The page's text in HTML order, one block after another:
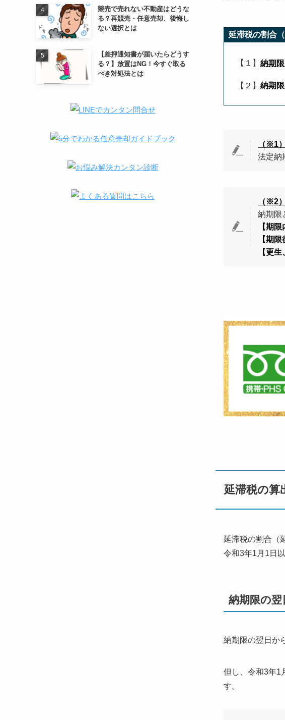
延滞税の割合（
【１】 納期限
【２】 納期限
（※1
法定納
（※2
納期限
【期
【期
【更
延滞税の算
延滞税の割合（
令和3年1 月 1 日
納期限の
納期限の翌日か
但し、令和3年1
す。
競売で売れない不動産はどうな
る？再競売・任意売却、後悔し
ない選択とは
【差押通知書が届いたらどうす
る？】放置はNG！今すぐ取る
べき対処法とは